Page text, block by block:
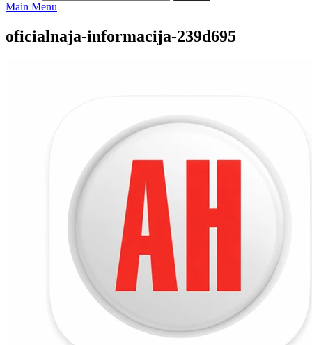
Main Menu
oficialnaja-informacija-239d695